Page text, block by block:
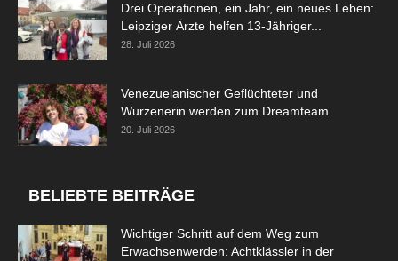
Drei Operationen, ein Jahr, ein neues Leben:
Leipziger Ärzte helfen 13-Jähriger...
28. Juli 2026
Venezuelanischer Geflüchteter und
Wurzenerin werden zum Dreamteam
20. Juli 2026
BELIEBTE BEITRÄGE
Wichtiger Schritt auf dem Weg zum
Erwachsenwerden: Achtklässler in der